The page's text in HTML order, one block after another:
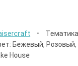
•
Бежевый,
House